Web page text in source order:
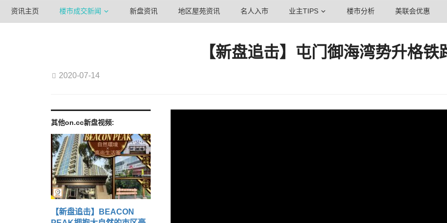
资讯主页 楼市成交新闻 新盘资讯 地区屋苑资讯 名人入市 业主TIPS 楼市分析 美联会优惠
【新盘追击】屯门御海湾势升格铁
2020-07-14
其他on.cc新盘视频:
【新盘追击】BEACON